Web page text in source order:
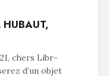
HUBAUT,
chers Libr-
d’un objet